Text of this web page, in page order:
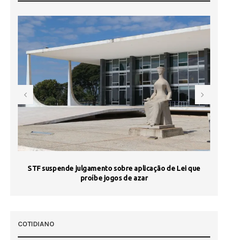
STF suspende julgamento sobre aplicação de Lei que
proíbe jogos de azar
COTIDIANO